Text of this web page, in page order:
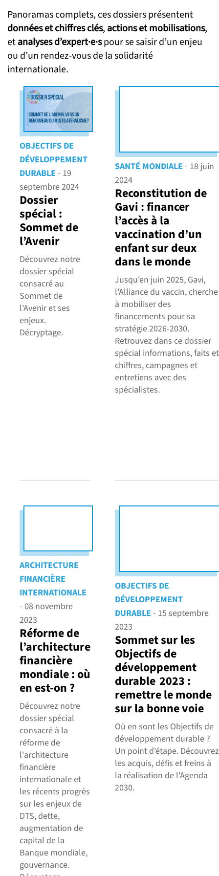
TOUS LES THÈMES
VIDÉOS
Panoramas complets, ces dossiers présentent
données et chiffres clés, actions et mobilisations,
etanalyses d’expert·e·spour se saisir d’un enjeu
ou d’un rendez-vous de la solidarité
internationale.
OBJECTIFS DE
DÉVELOPPEMENT
DURABLE - 19
septembre 2024
Dossier
spécial :
Sommet de
l’Avenir
Découvrez notre
dossier spécial
consacré au
Sommet de
l'Avenir et ses
enjeux.
Décryptage.
SANTÉ MONDIALE - 18 juin
2024
Reconstitution de
Gavi : financer
l’accès à la
vaccination d’un
enfant sur deux
dans le monde
Jusqu'en juin 2025, Gavi,
l'Alliance du vaccin, cherche
à mobiliser des
financements pour sa
stratégie 2026-2030.
Retrouvez dans ce dossier
spécial informations, faits et
chiffres, campagnes et
entretiens avec des
spécialistes.
ARCHITECTURE
FINANCIÈRE
INTERNATIONALE
- 08 novembre
2023
Réforme de
l’architecture
financière
mondiale : où
en est-on ?
Découvrez notre
dossier spécial
consacré à la
réforme de
l'architecture
financière
internationale et
les récents progrès
sur les enjeux de
DTS, dette,
augmentation de
capital de la
Banque mondiale,
gouvernance.
OBJECTIFS DE
DÉVELOPPEMENT
DURABLE - 15 septembre
2023
Sommet sur les
Objectifs de
développement
durable 2023 :
remettre le monde
sur la bonne voie
Où en sont les Objectifs de
développement durable ?
Un point d'étape. Découvrez
les acquis, défis et freins à
la réalisation de l'Agenda
2030.